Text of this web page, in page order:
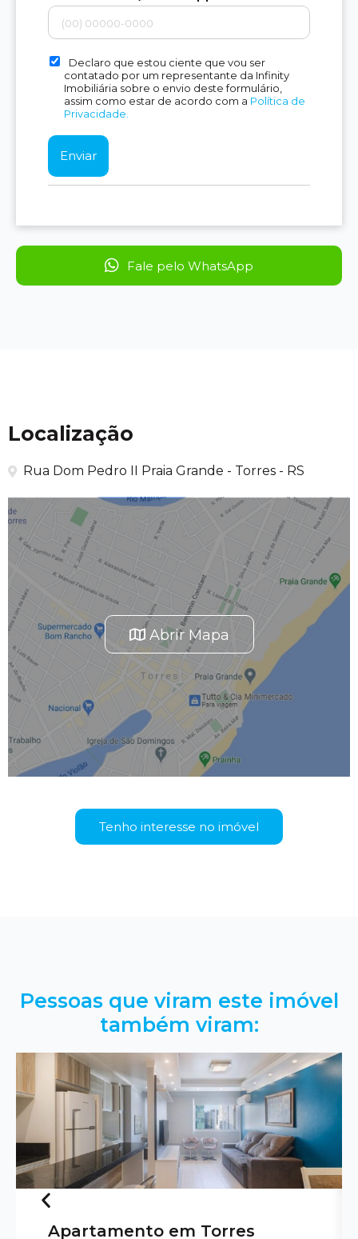
Declaro que estou ciente que vou ser
contatado por um representante da Infinity
Imobiliária sobre o envio deste formulário,
assim como estar de acordo com a Política de
Privacidade.
Fale pelo WhatsApp
Localização
Rua Dom Pedro II Praia Grande - Torres - RS
Abrir Mapa
Tenho interesse no imóvel
Pessoas que viram este imóvel
também viram:
Apartamento em Torres